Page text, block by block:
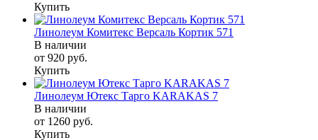
Купить
Линолеум Комитекс Версаль Кортик 571
В наличии
от 920 руб.
Купить
Линолеум Ютекс Тарго KARAKAS 7
В наличии
от 1260 руб.
Купить